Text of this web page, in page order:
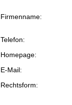
Firmenname:
Telefon:
Homepage:
E-Mail:
Rechtsform: